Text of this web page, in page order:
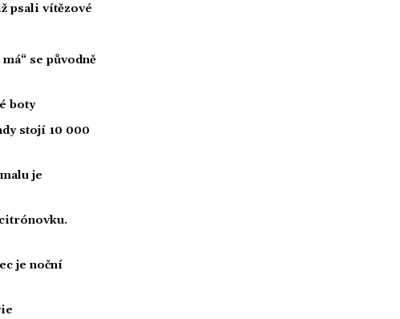
psali vítězové
se původně
boty
stojí 10 000
je
je noční